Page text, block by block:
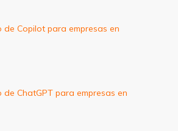
de Copilot para empresas en
de ChatGPT para empresas en